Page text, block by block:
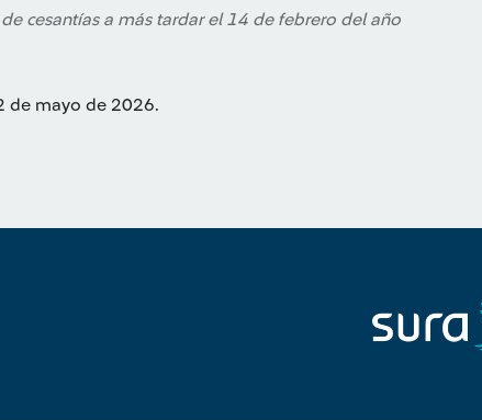
cesantías a más tardar el 14 de febrero del año
de mayo de 2026.